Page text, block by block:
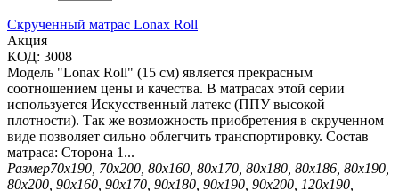
Скрученный матрас Lonax Roll
Aкция
КОД: 3008
Модель "Lonax Roll" (15 см) является прекрасным
соотношением цены и качества. В матрасах этой серии
используется Искусственный латекс (ППУ высокой
плотности). Так же возможность приобретения в скрученном
виде позволяет сильно облегчить транспортировку. Состав
матраса: Сторона 1...
Размер70х190, 70х200, 80х160, 80х170, 80х180, 80х186, 80х190,
80х200, 90х160, 90х170, 90х180, 90х190, 90х200, 120х190,